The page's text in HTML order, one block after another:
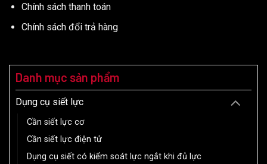
Chính sách thanh toán
Chính sách đổi trả hàng
Danh mục sản phẩm
Dụng cụ siết lực
Cần siết lực cơ
Cần siết lực điện tử
Dụng cụ siết có kiểm soát lực ngắt khi đủ lực